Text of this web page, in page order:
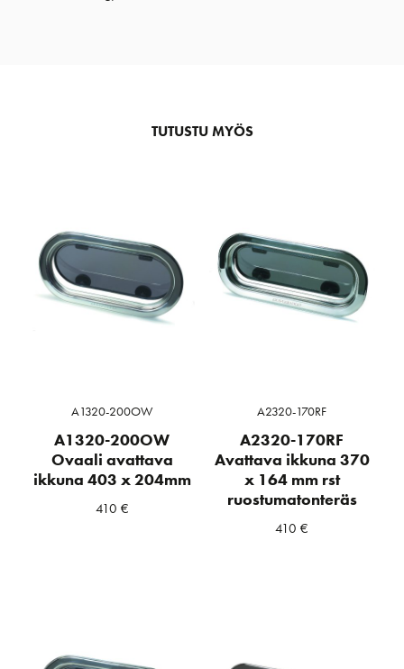
TUTUSTU MYÖS
A1320-200OW
A1320-200OW
Ovaali avattava
ikkuna 403 x 204mm
410 €
A2320-170RF
A2320-170RF
Avattava ikkuna 370
x 164 mm rst
ruostumatonteräs
410€